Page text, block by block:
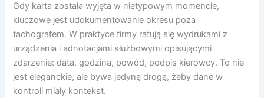
Gdy karta została wyjęta w nietypowym momencie,
kluczowe jest udokumentowanie okresu poza
tachografem. W praktyce firmy ratują się wydrukami z
urządzenia i adnotacjami służbowymi opisującymi
zdarzenie: data, godzina, powód, podpis kierowcy. To nie
jest eleganckie, ale bywa jedyną drogą, żeby dane w
kontroli miały kontekst.